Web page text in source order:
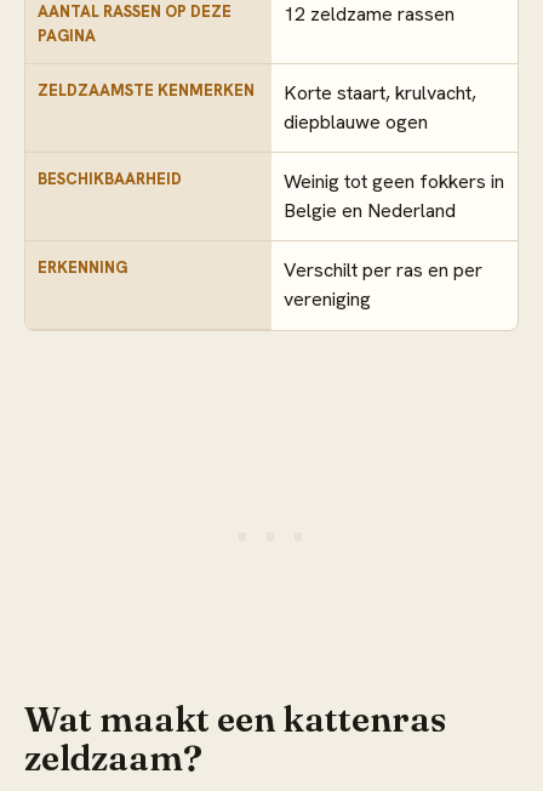
AANTAL RASSEN OP DEZE
PAGINA
12 zeldzame rassen
ZELDZAAMSTE KENMERKEN
Korte staart, krulvacht,
diepblauwe ogen
BESCHIKBAARHEID
Weinig tot geen fokkers in
Belgie en Nederland
ERKENNING
Verschilt per ras en per
vereniging
Wat maakt een kattenras
zeldzaam?